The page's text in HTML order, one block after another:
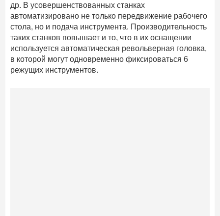
др. В усовершенствованных станках
автоматизировано не только передвижение рабочего
стола, но и подача инструмента. Производительность
таких станков повышает и то, что в их оснащении
используется автоматическая револьверная головка,
в которой могут одновременно фиксироваться 6
режущих инструментов.